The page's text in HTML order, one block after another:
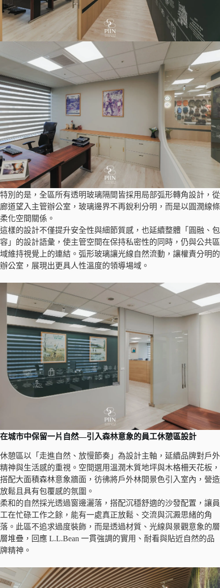
特別的是，全區所有透明玻璃隔間皆採用局部弧形轉角設計，從
廊道望入主管辦公室，玻璃邊界不再銳利分明，而是以圓潤線條
柔化空間關係。
這樣的設計不僅提升安全性與細節質感，也延續整體「圓融、包
容」的設計語彙，使主管空間在保持私密性的同時，仍與公共區
域維持視覺上的連結。弧形玻璃讓光線自然流動，讓權責分明的
辦公室，展現出更具人性溫度的領導場域。
在城市中保留一片自然—引入森林意象的員工休憩區設計
休憩區以「走進自然、放慢節奏」為設計主軸，延續品牌對戶外
精神與生活感的重視。空間選用溫潤木質地坪與木格柵天花板，
搭配大面積森林意象牆面，彷彿將戶外林間景色引入室內，營造
放鬆且具有包覆感的氛圍。
柔和的自然採光透過窗邊灑落，搭配沉穩舒適的沙發配置，讓員
工在忙碌工作之餘，能有一處真正放鬆、交流與沉澱思緒的角
落。此區不追求過度裝飾，而是透過材質、光線與景觀意象的層
層堆疊，回應 L.L.Bean 一貫強調的實用、耐看與貼近自然的品
牌精神。